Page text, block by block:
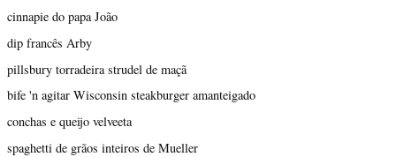
cinnapie do papa João
dip francês Arby
pillsbury torradeira strudel de maçã
bife 'n agitar Wisconsin steakburger amanteigado
conchas e queijo velveeta
spaghetti de grãos inteiros de Mueller